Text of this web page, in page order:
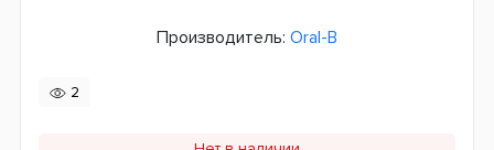
Производитель: Oral-B
2